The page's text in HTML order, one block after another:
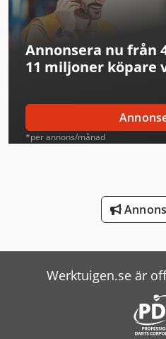
Leif & Lorentz Spridare För
Liebherr Bulldozers
Liebherr Kylskåp
Linde Reachstacker
Man Tipper
Mercedes Benz Tipper
Schneider Controller
Screen Imagesetter
Annonsera nu från
11 miljoner köpare
*per annons/månad
Werktuigen.se är